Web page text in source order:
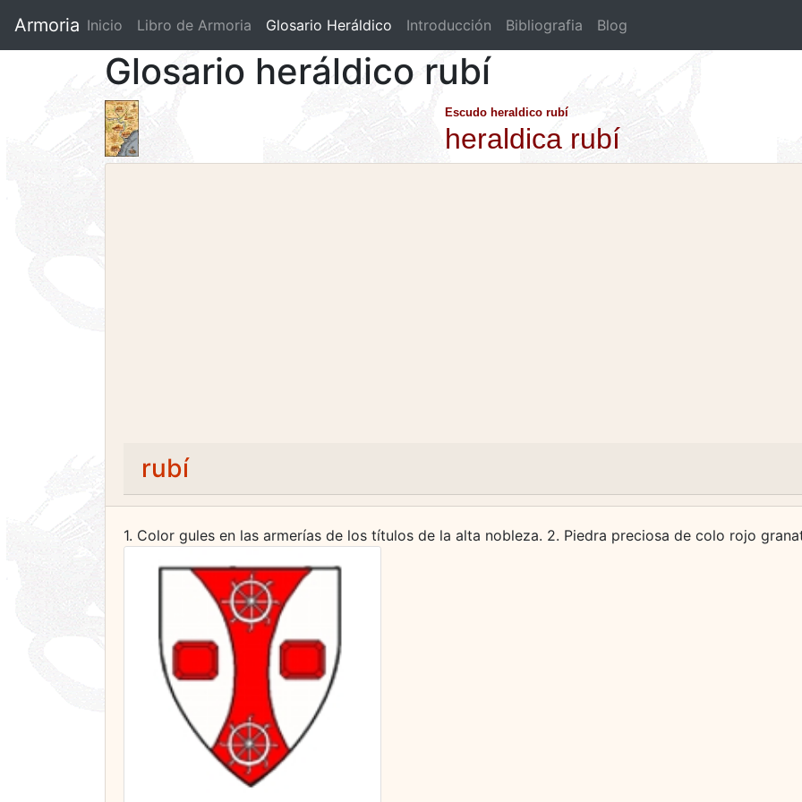
Armoria Inicio Libro de Armoria (current)
Glosario Heráldico Introducción Bibliografia Blog
Glosario heráldico rubí
Escudo heraldico rubí
heraldica rubí
rubí
1. Color gules en las armerías de los títulos de la alta nobleza. 2. Piedra preciosa de colo rojo